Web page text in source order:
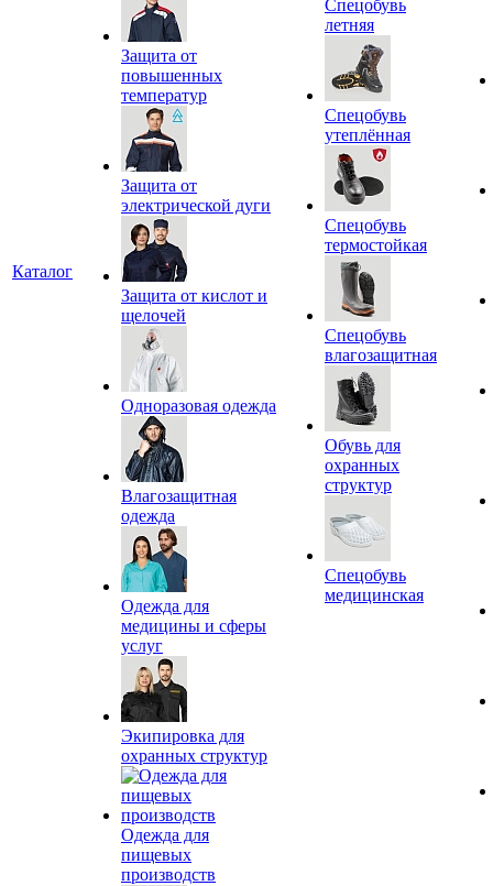
Каталог
Защита от
повышенных
температур
Защита от
электрической дуги
Защита от кислот и
щелочей
Одноразовая одежда
Влагозащитная
одежда
Одежда для
медицины и сферы
услуг
Экипировка для
охранных структур
Одежда для
пищевых
производств
Спецобувь
летняя
Спецобувь
утеплённая
Спецобувь
термостойкая
Спецобувь
влагозащитная
Обувь для
охранных
структур
Спецобувь
медицинская